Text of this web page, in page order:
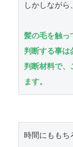
しかしながら
髪の毛を触っ
判断する事は
判断材料で、
ます。
時間にももち